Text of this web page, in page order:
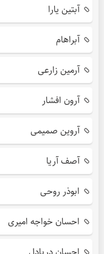
آبتین یارا
آبراهام
آرمین زارعی
آرون افشار
آروین صمیمی
آصف آریا
ابوذر روحی
احسان خواجه امیری